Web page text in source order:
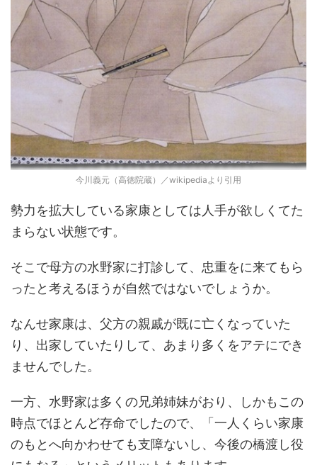
今川義元（高徳院蔵）／wikipediaより引用
勢力を拡大している家康としては人手が欲しくてた
まらない状態です。
そこで母方の水野家に打診して、忠重をに来てもら
ったと考えるほうが自然ではないでしょうか。
なんせ家康は、父方の親戚が既に亡くなっていた
り、出家していたりして、あまり多くをアテにでき
ませんでした。
一方、水野家は多くの兄弟姉妹がおり、しかもこの
時点でほとんど存命でしたので、「一人くらい家康
のもとへ向かわせても支障ないし、今後の橋渡し役